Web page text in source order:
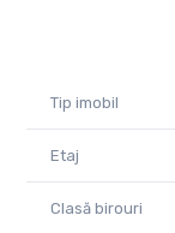
Tip imobil
Etaj
Clasă birouri